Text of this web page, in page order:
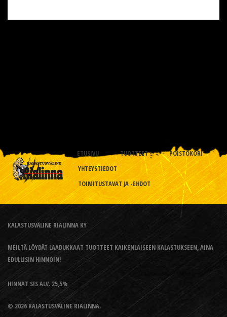
ETUSIVU TUOTTEET
POISTOKORI
YHTEYSTIEDOT
TOIMITUSTAVAT JA -EHDOT
KALASTUSVÄLINE RIALINNA KY
MEILTÄ LÖYDÄT LAADUKKAAT TUOTTEET KAIKENLAISEEN KALASTUKSEEN, AINA
EDULLISIN HINNOIN!
HINNAT SIS ALV. 25,5%
© 2026 KALASTUSVÄLINE RIALINNA.